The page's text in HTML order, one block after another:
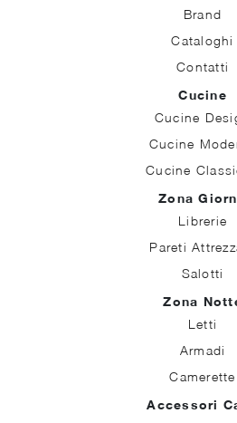
Brand
Cataloghi
Contatti
Cucine
Cucine
Cucine
Cucine
Zona
Librerie
Pareti
Salotti
Zona
Letti
Armadi
Camerette
Accessori